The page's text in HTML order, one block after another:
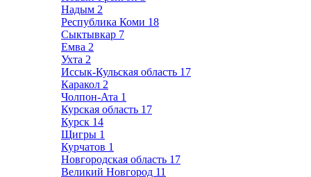
Надым 2
Республика Коми 18
Сыктывкар 7
Емва 2
Ухта 2
Иссык-Кульская область 17
Каракол 2
Чолпон-Ата 1
Курская область 17
Курск 14
Щигры 1
Курчатов 1
Новгородская область 17
Великий Новгород 11